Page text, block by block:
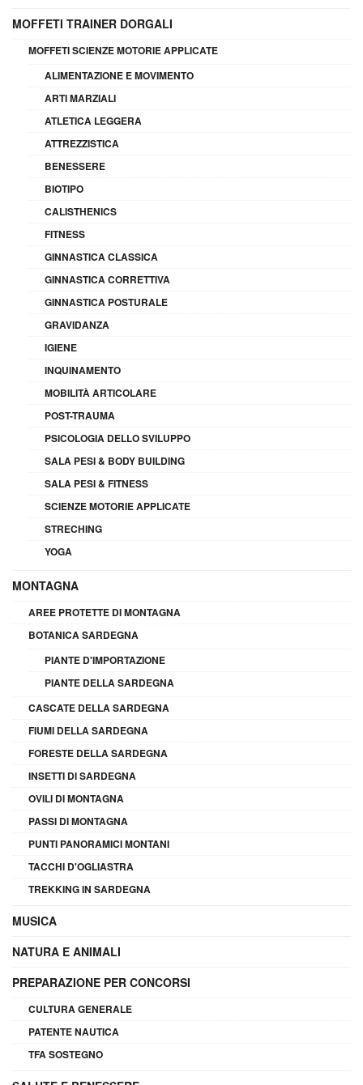
MOFFETI TRAINER DORGALI
MOFFETI SCIENZE MOTORIE APPLICATE
ALIMENTAZIONE E MOVIMENTO
ARTI MARZIALI
ATLETICA LEGGERA
ATTREZZISTICA
BENESSERE
BIOTIPO
CALISTHENICS
FITNESS
GINNASTICA CLASSICA
GINNASTICA CORRETTIVA
GINNASTICA POSTURALE
GRAVIDANZA
IGIENE
INQUINAMENTO
MOBILITÀ ARTICOLARE
POST-TRAUMA
PSICOLOGIA DELLO SVILUPPO
SALA PESI & BODY BUILDING
SALA PESI & FITNESS
SCIENZE MOTORIE APPLICATE
STRECHING
YOGA
MONTAGNA
AREE PROTETTE DI MONTAGNA
BOTANICA SARDEGNA
PIANTE D'IMPORTAZIONE
PIANTE DELLA SARDEGNA
CASCATE DELLA SARDEGNA
FIUMI DELLA SARDEGNA
FORESTE DELLA SARDEGNA
INSETTI DI SARDEGNA
OVILI DI MONTAGNA
PASSI DI MONTAGNA
PUNTI PANORAMICI MONTANI
TACCHI D'OGLIASTRA
TREKKING IN SARDEGNA
MUSICA
NATURA E ANIMALI
PREPARAZIONE PER CONCORSI
CULTURA GENERALE
PATENTE NAUTICA
TFA SOSTEGNO